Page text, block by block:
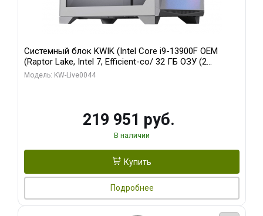
Системный блок KWIK (Intel Core i9-13900F OEM
(Raptor Lake, Intel 7, Efficient-co/ 32 ГБ ОЗУ (2
модуля)/ Gigabyte RTX5070Ti AERO OC 16GB GDDR7
Модель: KW-Live0044
219 951 руб.
В наличии
Купить
Подробнее